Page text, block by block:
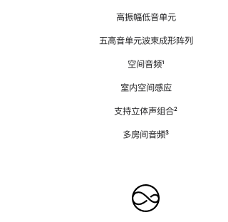
高振幅低音单元
五高音单元波束成形阵列
空间音频脚
¹
室内空间感应
支持立体声组合脚
²
多房间音频脚
³